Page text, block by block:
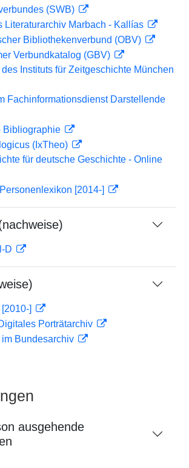
(SWB)
Literaturarchiv Marbach - Kallías
Bibliothekenverbund (OBV)
Verbundkatalog (GBV)
Instituts für Zeitgeschichte München
Fachinformationsdienst Darstellende
Bibliographie
(IxTheo)
für deutsche Geschichte - Online
[2014-]
D
]
Porträtarchiv
Bundesarchiv
ausgehende